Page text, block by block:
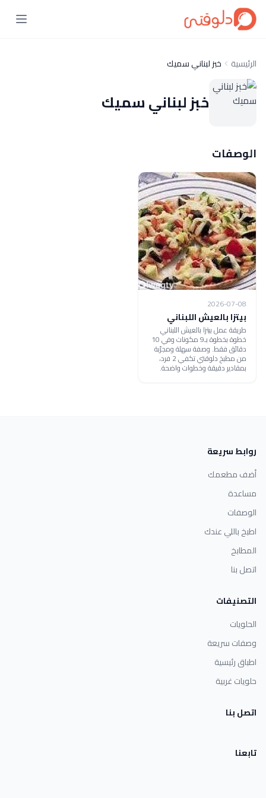
الرئيسية خبز لبناني سميك
خبز لبناني سميك
الوصفات
2026-07-08
بيتزا بالعيش اللبناني
طريقة عمل بيتزا بالعيش اللبناني
خطوة بخطوة بـ9 مكونات وفي 10
دقائق فقط. وصفة سهلة ومجرّبة
من مطبخ دلوقتي تكفي 2 فرد،
بمقادير دقيقة وخطوات واضحة.
روابط سريعة
أضف مطعمك
مساعدة
الوصفات
اطبخ باللي عندك
المطابخ
اتصل بنا
التصنيفات
الحلويات
وصفات سريعة
اطباق رئيسية
حلويات غربية
اتصل بنا
تابعنا